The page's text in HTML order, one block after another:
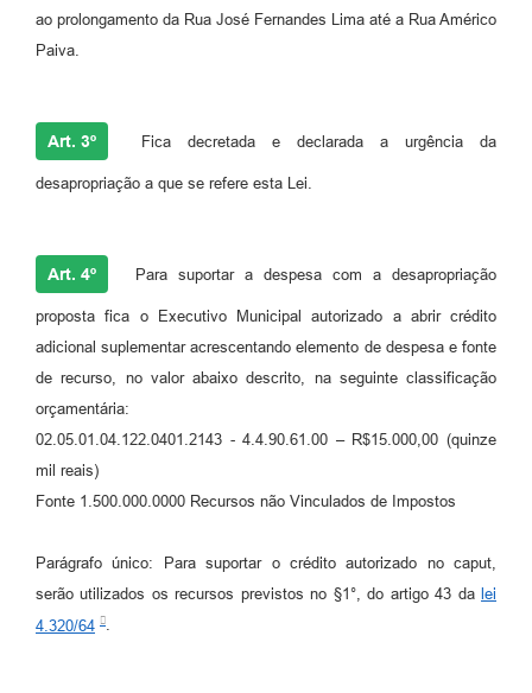
ao prolongamento da Rua José Fernandes Lima até a Rua Américo
Paiva.
Art. 3º Fica decretada e declarada a urgência da
desapropriação a que se refere esta Lei.
Art. 4º Para suportar a despesa com a desapropriação
proposta fica o Executivo Municipal autorizado a abrir crédito
adicional suplementar acrescentando elemento de despesa e fonte
de recurso, no valor abaixo descrito, na seguinte classificação
orçamentária:
02.05.01.04.122.0401.2143 - 4.4.90.61.00 – R$15.000,00 (quinze
mil reais)
Fonte 1.500.000.0000 Recursos não Vinculados de Impostos
Parágrafo único: Para suportar o crédito autorizado no caput,
serão utilizados os recursos previstos no §1°, do artigo 43 da lei
4.320/64
.